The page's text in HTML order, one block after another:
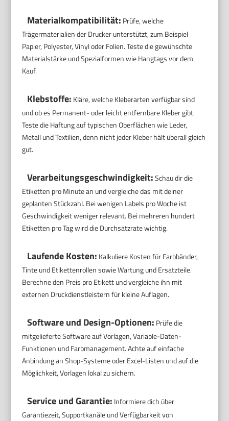
Materialkompatibilität: Prüfe, welche
Trägermaterialien der Drucker unterstützt, zum Beispiel
Papier, Polyester, Vinyl oder Folien. Teste die gewünschte
Materialstärke und Spezialformen wie Hangtags vor dem
Kauf.
Klebstoffe: Kläre, welche Kleberarten verfügbar sind
und ob es Permanent- oder leicht entfernbare Kleber gibt.
Teste die Haftung auf typischen Oberflächen wie Leder,
Metall und Textilien, denn nicht jeder Kleber hält überall gleich
gut.
Verarbeitungsgeschwindigkeit:Schau dir die
Etiketten pro Minute an und vergleiche das mit deiner
geplanten Stückzahl. Bei wenigen Labels pro Woche ist
Geschwindigkeit weniger relevant. Bei mehreren hundert
Etiketten pro Tag wird die Durchsatzrate wichtig.
Laufende Kosten: Kalkuliere Kosten für Farbbänder,
Tinte und Etikettenrollen sowie Wartung und Ersatzteile.
Berechne den Preis pro Etikett und vergleiche ihn mit
externen Druckdienstleistern für kleine Auflagen.
Software und Design-Optionen: Prüfe die
mitgelieferte Software auf Vorlagen, Variable-Daten-
Funktionen und Farbmanagement. Achte auf einfache
Anbindung an Shop-Systeme oder Excel-Listen und auf die
Möglichkeit, Vorlagen lokal zu sichern.
Service und Garantie: Informiere dich über
Garantiezeit, Supportkanäle und Verfügbarkeit von